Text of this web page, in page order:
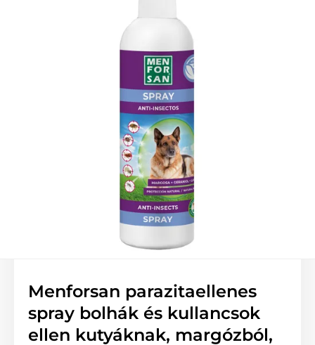
Menforsan parazitaellenes
spray bolhák és kullancsok
ellen kutyáknak, margózból,